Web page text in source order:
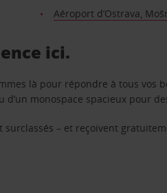
Aéroport d’Ostrava,
ici.
là pour répondre à tous
d’un monospace spacieux pour
surclassés – et reçoivent